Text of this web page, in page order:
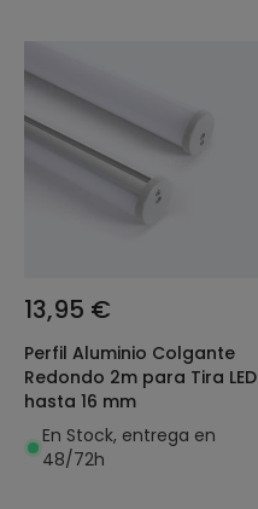
13,95 €
Perfil Aluminio Colgante
Redondo 2m para Tira LED
hasta 16 mm
En Stock, entrega en
48/72h